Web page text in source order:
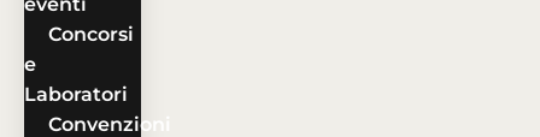
Concorsi
e
Laboratori
Convenzioni